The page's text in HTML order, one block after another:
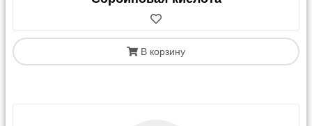
В корзину